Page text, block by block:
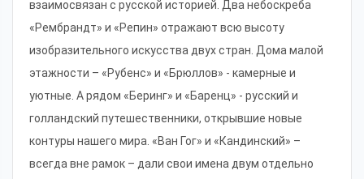
взаимосвязан с русской историей. Два небоскреба
«Рембрандт» и «Репин» отражают всю высоту
изобразительного искусства двух стран. Дома малой
этажности – «Рубенс» и «Брюллов» - камерные и
уютные. А рядом «Беринг» и «Баренц» - русский и
голландский путешественники, открывшие новые
контуры нашего мира. «Ван Гог» и «Кандинский» –
всегда вне рамок – дали свои имена двум отдельно